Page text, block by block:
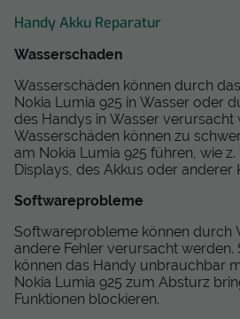
Handy Akku Reparatur
Wasserschaden
Wasserschäden können durch
Nokia Lumia 925 in Wasser oder
des Handys in Wasser verursacht
Wasserschäden können zu
am Nokia Lumia 925 führen, wie
Displays, des Akkus oder anderer
Softwareprobleme
Softwareprobleme können durch
andere Fehler verursacht
können das Handy unbrauchbar
Nokia Lumia 925 zum Absturz
Funktionen blockieren.